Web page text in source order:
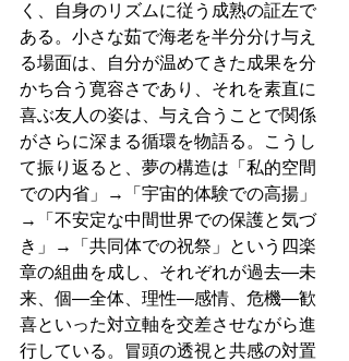
く、自身のリズムに従う成熟の証左で
ある。小さな茹で海老を半分分け与え
る場面は、自分が温めてきた成果を分
かち合う寛容さであり、それを素直に
喜ぶ友人の姿は、与え合うことで関係
がさらに深まる循環を物語る。こうし
て振り返ると、夢の構造は「私的空間
での内省」→「宇宙的体験での高揚」
→「不安定な中間世界での保護と気づ
き」→「共同体での祝祭」という四楽
章の組曲を成し、それぞれが過去—未
来、個—全体、理性—感情、危機—歓
喜といった対立軸を交差させながら進
行している。冒頭の透視と共感の対置